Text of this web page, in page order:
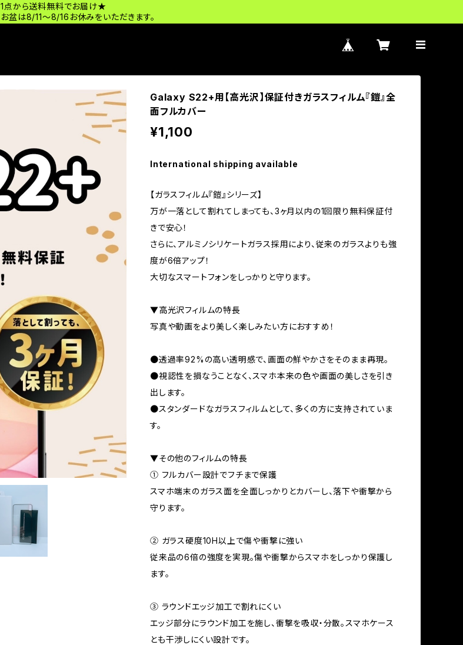
1点から送料無料でお届け★
お盆は8/11〜8/16お休みをいただきます。
Galaxy S22+用【高光沢】保証付きガラスフィルム『鎧』全
面フルカバー
¥1,100
International shipping available
【ガラスフィルム『鎧』シリーズ】
万が一落として割れてしまっても、3ヶ月以内の1回限り無料保証付
きで安心！
さらに、アルミノシリケートガラス採用により、従来のガラスよりも強
度が6倍アップ！
大切なスマートフォンをしっかりと守ります。
▼高光沢フィルムの特長
写真や動画をより美しく楽しみたい方におすすめ！
●透過率92%の高い透明感で、画面の鮮やかさをそのまま再現。
●視認性を損なうことなく、スマホ本来の色や画面の美しさを引き
出します。
●スタンダードなガラスフィルムとして、多くの方に支持されていま
す。
▼その他のフィルムの特長
① フルカバー設計でフチまで保護
スマホ端末のガラス面を全面しっかりとカバーし、落下や衝撃から
守ります。
② ガラス硬度10H以上で傷や衝撃に強い
従来品の6倍の強度を実現。傷や衝撃からスマホをしっかり保護し
ます。
③ ラウンドエッジ加工で割れにくい
エッジ部分にラウンド加工を施し、衝撃を吸収・分散。スマホケース
とも干渉しにくい設計です。